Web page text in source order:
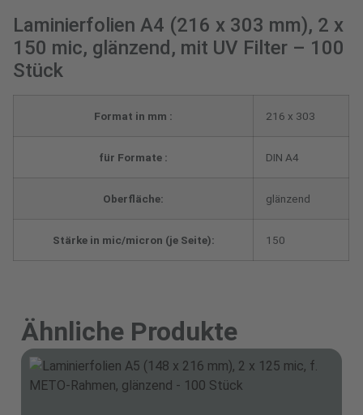
Laminierfolien A4 (216 x 303 mm), 2 x
150 mic, glänzend, mit UV Filter – 100
Stück
Format in mm : 216 x 303
für Formate : DIN A4
Oberfläche: glänzend
Stärke in mic/micron (je Seite): 150
Ähnliche Produkte